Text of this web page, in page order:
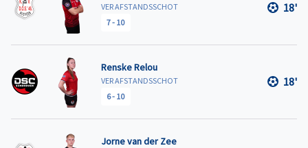
VER AFSTANDSSCHOT
7- 10
18'
Renske Relou
VER AFSTANDSSCHOT
6- 10
18'
Jorne van der Zee